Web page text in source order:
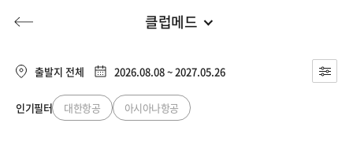
허니문 기획전/홈쇼핑 이벤트/혜택
투어플랜
클럽메드
유럽
동남아
출발지 전체 2026.08.08 ~ 2027.05.26
인기필터 대한항공 아시아나항공